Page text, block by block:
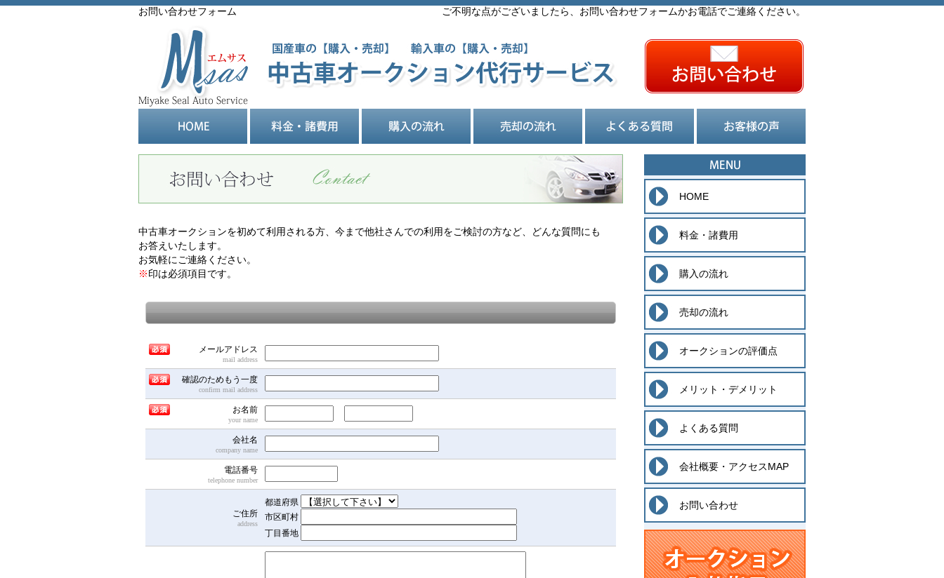
お問い合わせフォーム ご不明な点がございましたら、お問い合わせフォームかお電話でご連絡ください。
中古車オークションを初めて利用される方、今まで他社さんでの利用をご検討の方など、どんな質問にも
お答えいたします。
お気軽にご連絡ください。
※印は必須項目です。
メールアドレス
mail address
確認のためもう一度
confirm mail address
お名前
your name
会社名
company name
電話番号
telephone number
ご住所
address
都道府県
市区町村
丁目番地
HOME
料金・諸費用
購入の流れ
売却の流れ
オークションの評価点
メリット・デメリット
よくある質問
会社概要・アクセスMAP
お問い合わせ